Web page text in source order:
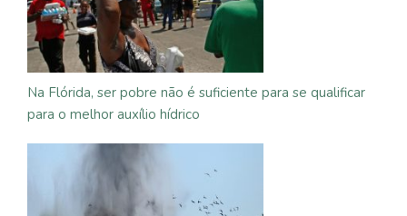
Na Flórida, ser pobre não é suficiente para se qualificar
para o melhor auxílio hídrico